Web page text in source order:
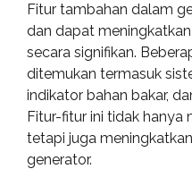
Fitur tambahan dalam
dan dapat
secara signifikan.
ditemukan termasuk
indikator bahan bakar,
Fitur-fitur ini tidak hanya
tetapi juga
generator.